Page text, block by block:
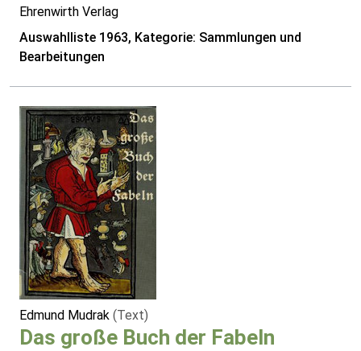
Ehrenwirth Verlag
Auswahlliste 1963, Kategorie: Sammlungen und
Bearbeitungen
Edmund Mudrak (Text)
Das große Buch der Fabeln